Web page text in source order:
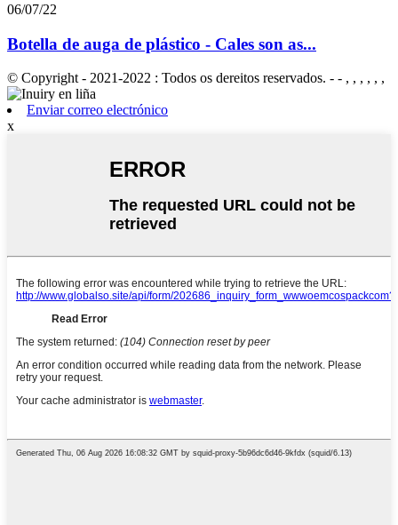
06/07/22
Botella de auga de plástico - Cales son as...
© Copyright - 2021-2022 : Todos os dereitos reservados. - - , , , , , ,
Enviar correo electrónico
x